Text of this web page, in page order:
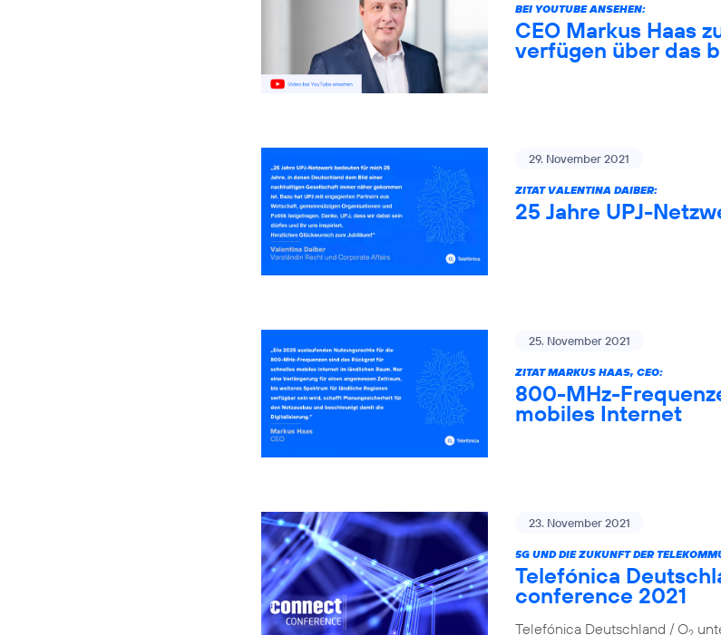
BEI YOUTUBE ANSEHEN:
CEO Markus Haas
verfügen über das
29. November 2021
ZITAT VALENTINA DAIBER:
25 Jahre UPJ-
25. November 2021
ZITAT MARKUS HAAS, CEO:
800-MHz-
mobiles Internet
23. November 2021
5G UND DIE ZUKUNFT DER
Telefónica
conference 2021
Telefónica Deutschland / O